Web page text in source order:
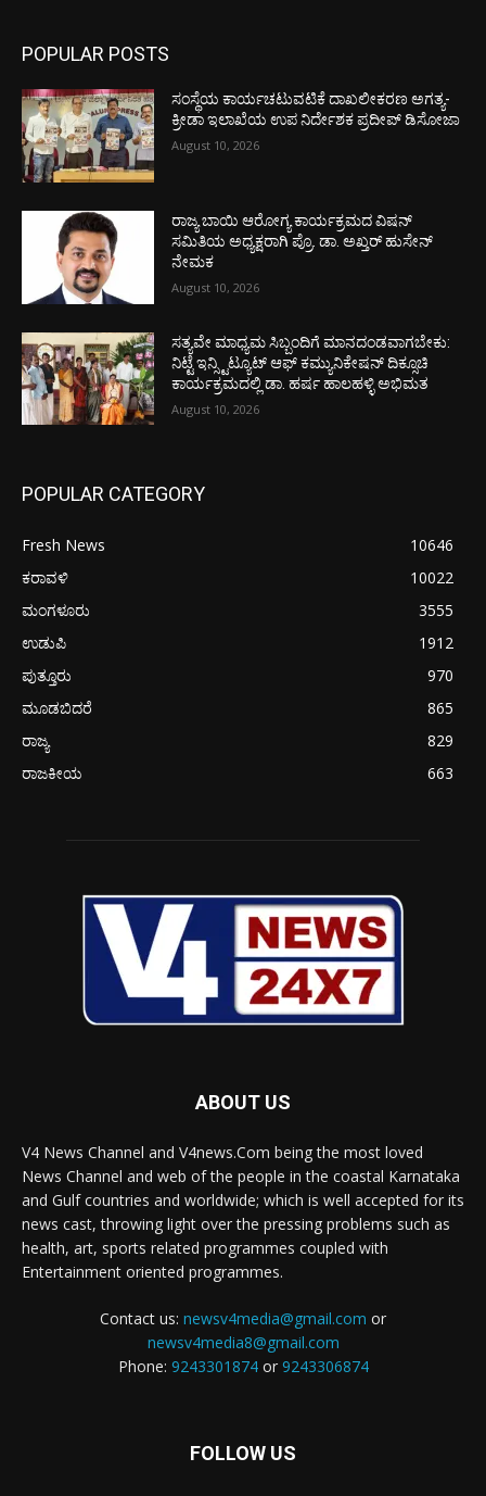
POPULAR POSTS
ಸಂಸ್ಥೆಯ ಕಾರ್ಯಚಟುವಟಿಕೆ ದಾಖಲೀಕರಣ ಅಗತ್ಯ-
ಕ್ರೀಡಾ ಇಲಾಖೆಯ ಉಪ ನಿರ್ದೇಶಕ ಪ್ರದೀಪ್ ಡಿಸೋಜಾ
August 10, 2026
ರಾಜ್ಯ ಬಾಯಿ ಆರೋಗ್ಯ ಕಾರ್ಯಕ್ರಮದ ವಿಷನ್
ಸಮಿತಿಯ ಅಧ್ಯಕ್ಷರಾಗಿ ಪ್ರೊ. ಡಾ. ಅಖ್ತರ್ ಹುಸೇನ್
ನೇಮಕ
August 10, 2026
ಸತ್ಯವೇ ಮಾಧ್ಯಮ ಸಿಬ್ಬಂದಿಗೆ ಮಾನದಂಡವಾಗಬೇಕು:
ನಿಟ್ಟೆ ಇನ್ಸ್ಟಿಟ್ಯೂಟ್ ಆಫ್ ಕಮ್ಯುನಿಕೇಷನ್ ದಿಕ್ಸೂಚಿ
ಕಾರ್ಯಕ್ರಮದಲ್ಲಿ ಡಾ. ಹರ್ಷ ಹಾಲಹಳ್ಳಿ ಅಭಿಮತ
August 10, 2026
POPULAR CATEGORY
Fresh News
10646
ಕರಾವಳಿ
10022
ಮಂಗಳೂರು
3555
ಉಡುಪಿ
1912
ಪುತ್ತೂರು
970
ಮೂಡಬಿದರೆ
865
ರಾಜ್ಯ
829
ರಾಜಕೀಯ
663
ABOUT US
V4 News Channel and V4news.Com being the most loved
News Channel and web of the people in the coastal Karnataka
and Gulf countries and worldwide; which is well accepted for its
news cast, throwing light over the pressing problems such as
health, art, sports related programmes coupled with
Entertainment oriented programmes.
Contact us: newsv4media@gmail.com or
newsv4media8@gmail.com
Phone: 9243301874or 9243306874
FOLLOW US